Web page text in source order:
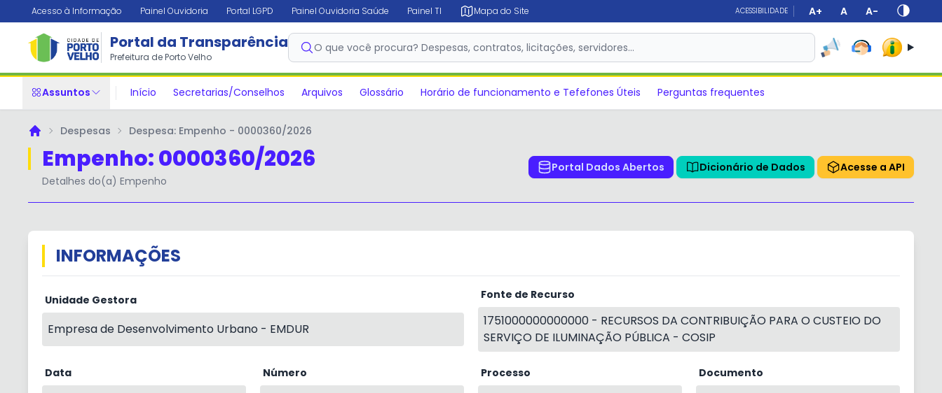
Acesso à Informação Painel Ouvidoria Portal LGPD Painel Ouvidoria Saúde Painel TI Mapa do Site ACESSIBILIDADE A+ A A-
Portal da Transparência
Prefeitura de Porto Velho
O que você procura? Despesas, contratos, licitações, servidores…
Assuntos Início Secretarias/Conselhos Arquivos Glossário Horário de funcionamento e Tefefones Úteis Perguntas frequentes
PrincipalDespesas Despesa: Empenho - 0000360/2026
Empenho: 0000360/2026
Detalhes do(a) Empenho
Portal Dados Abertos Dicionário de Dados Acesse a API
INFORMAÇÕES
Unidade Gestora
Empresa de Desenvolvimento Urbano - EMDUR
Fonte de Recurso
1751000000000000 - RECURSOS DA CONTRIBUIÇÃO PARA O CUSTEIO DO
SERVIÇO DE ILUMINAÇÃO PÚBLICA - COSIP
Data Número Processo Documento
✕